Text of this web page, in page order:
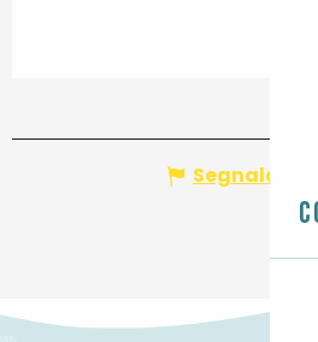
Segnala un